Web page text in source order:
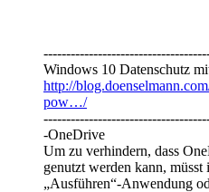
Windows 10 Datenschutz
http://
pow…/
-OneDrive
Um zu verhindern, dass
genutzt werden kann,
„Ausführen“-Anwendung